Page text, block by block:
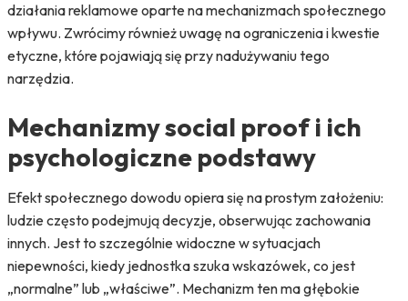
działania reklamowe oparte na mechanizmach społecznego
wpływu. Zwrócimy również uwagę na ograniczenia i kwestie
etyczne, które pojawiają się przy nadużywaniu tego
narzędzia.
Mechanizmy social proof i ich
psychologiczne podstawy
Efekt społecznego dowodu opiera się na prostym założeniu:
ludzie często podejmują decyzje, obserwując zachowania
innych. Jest to szczególnie widoczne w sytuacjach
niepewności, kiedy jednostka szuka wskazówek, co jest
„normalne” lub „właściwe”. Mechanizm ten ma głębokie